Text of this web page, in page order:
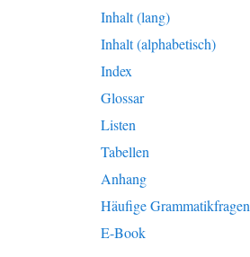
Inhalt (lang)
Inhalt (alphabetisch)
Index
Glossar
Listen
Tabellen
Anhang
Häufige Grammatikfragen
E-Book